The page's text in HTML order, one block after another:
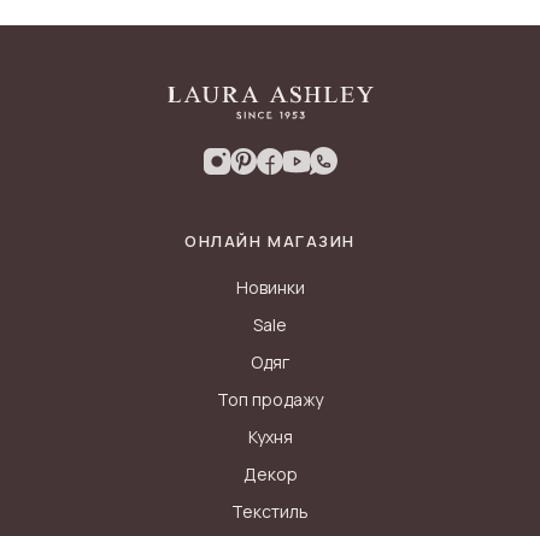
ОНЛАЙН МАГАЗИН
Новинки
Sale
Одяг
Топ продажу
Кухня
Декор
Текстиль